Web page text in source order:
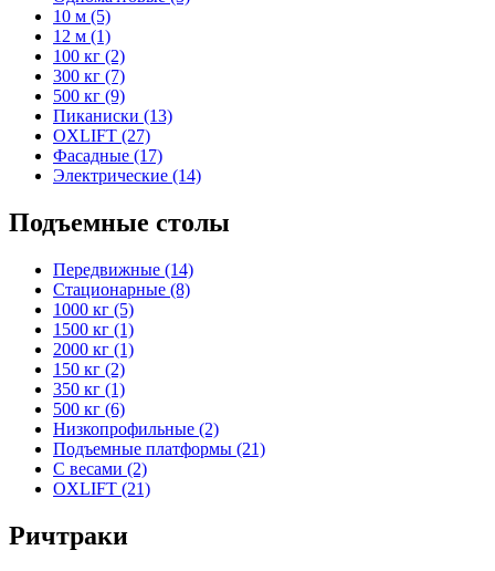
10 м (5)
12 м (1)
100 кг (2)
300 кг (7)
500 кг (9)
Пиканиски (13)
OXLIFT (27)
Фасадные (17)
Электрические (14)
Подъемные столы
Передвижные (14)
Стационарные (8)
1000 кг (5)
1500 кг (1)
2000 кг (1)
150 кг (2)
350 кг (1)
500 кг (6)
Низкопрофильные (2)
Подъемные платформы (21)
С весами (2)
OXLIFT (21)
Ричтраки